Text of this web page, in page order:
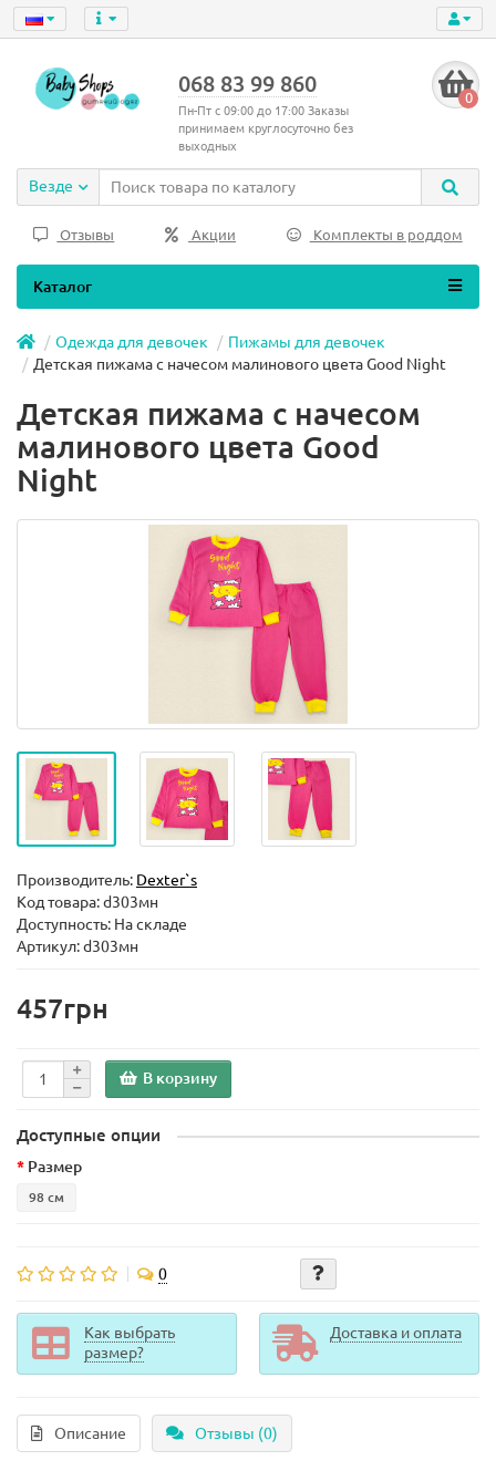
068 83 99 860
Пн-Пт с 09:00 до 17:00 Заказы
принимаем круглосуточно без
выходных
0
Везде
Отзывы Акции Комплекты в роддом
Каталог
Одежда для девочек
Пижамы для девочек
Детская пижама с начесом малинового цвета Good Night
Детская пижама с начесом
малинового цвета Good
Night
Производитель: Dexter`s
Код товара:d303мн
Доступность: На складе
Артикул: d303мн
457грн
В корзину
Доступные опции
Размер
98 см
0
Как выбрать
размер?
Доставка и оплата
Описание Отзывы (0)